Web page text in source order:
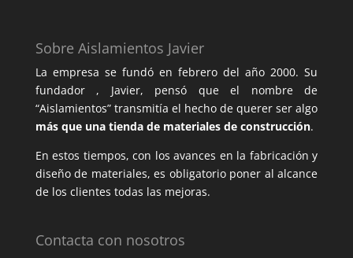
Sobre Aislamientos Javier
La empresa se fundó en febrero del año 2000. Su
fundador , Javier, pensó que el nombre de
“Aislamientos” transmitía el hecho de querer ser algo
más que una tienda de materiales de construcción.
En estos tiempos, con los avances en la fabricación y
diseño de materiales, es obligatorio poner al alcance
de los clientes todas las mejoras.
Contacta con nosotros